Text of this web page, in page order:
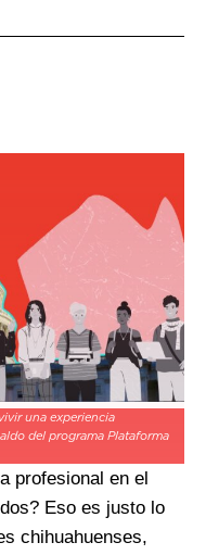
una experiencia
del programa Plataforma
profesional en el
Eso es justo lo
chihuahuenses,